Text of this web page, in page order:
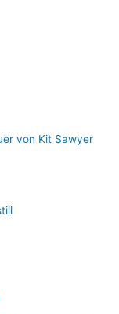
von Kit Sawyer